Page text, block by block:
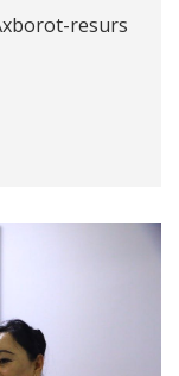
resurs